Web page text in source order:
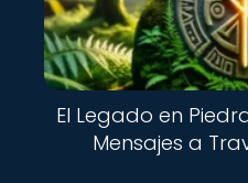
El Legado en
Mensajes a